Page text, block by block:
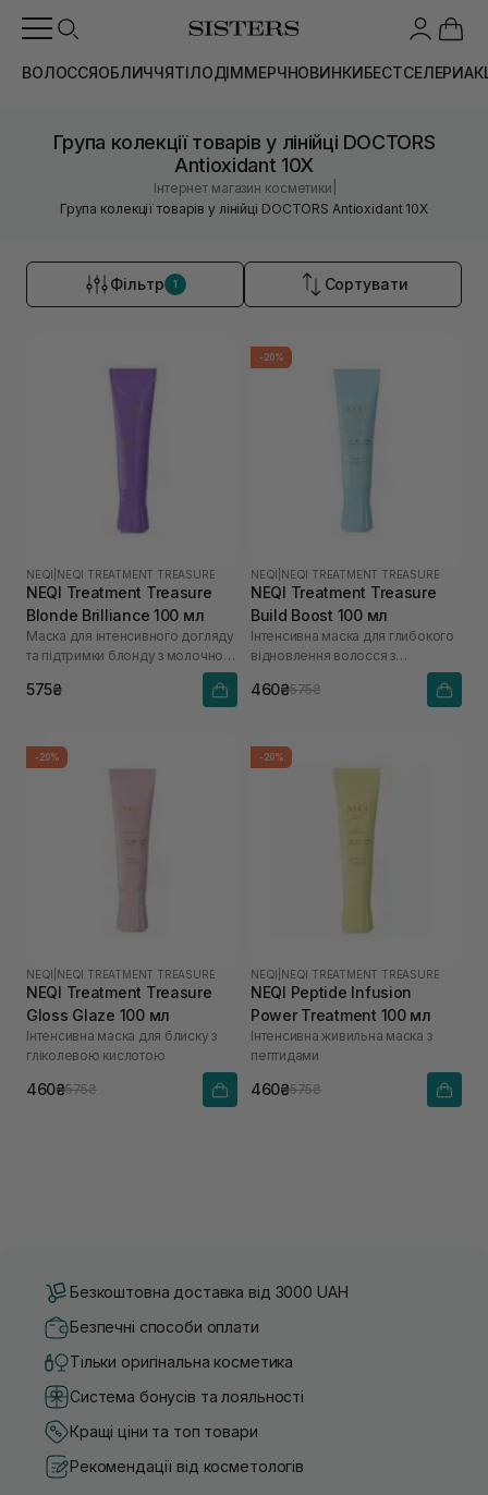
ВОЛОССЯОБЛИЧЧЯТІЛОДІММЕРЧНОВИНКИБЕСТСЕЛЕРИ
Група колекції товарів у лінійці DOCTORS
Antioxidant 10X
Інтернет магазин косметики
Група колекції товарів у лінійці DOCTORS Antioxidant 10X
Фільтр 1 Сортувати
NEQI NEQI TREATMENT TREASURE
NEQI Treatment Treasure
Blonde Brilliance 100 мл
Маска для інтенсивного догляду
та підтримки блонду з молочною
575₴
-20%
NEQI NEQI TREATMENT TREASURE
NEQI Treatment Treasure
Build Boost 100 мл
Інтенсивна маска для глибокого
відновлення волосся з
460₴575₴
-20%
NEQI NEQI TREATMENT TREASURE
NEQI Treatment Treasure
Gloss Glaze 100 мл
Інтенсивна маска для блиску з
гліколевою кислотою
460₴575₴
-20%
NEQI NEQI TREATMENT TREASURE
NEQI Peptide Infusion
Power Treatment 100 мл
Інтенсивна живильна маска з
пептидами
460₴575₴
Безкоштовна доставка від 3000 UAH
Безпечні способи оплати
Тільки оригінальна косметика
Система бонусів та лояльності
Кращі ціни та топ товари
Рекомендації від косметологів